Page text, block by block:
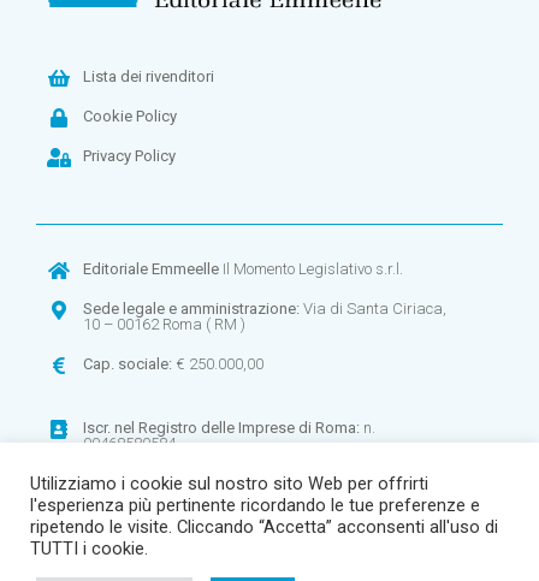
Lista dei rivenditori
Cookie Policy
Privacy Policy
Editoriale EmmeelleIl Momento Legislativo s.r.l.
Sede legale e amministrazione: Via di Santa Ciriaca,
10 – 00162 Roma ( RM )
Cap. sociale: € 250.000,00
Iscr. nel Registro delle Imprese di Roma: n.
00468580584
CF:00468580584 –P.IVA:00900971003
R.E.A. n. 268906
Utilizziamo i cookie sul nostro sito Web per offrirti
l'esperienza più pertinente ricordando le tue preferenze e
ripetendo le visite. Cliccando “Accetta” acconsenti all'uso di
TUTTI i cookie.